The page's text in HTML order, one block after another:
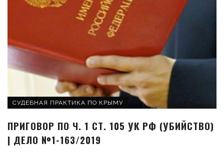
СУДЕБНАЯ ПРАКТИКА ПО КРЫМУ
ПРИГОВОР ПО Ч. 1 СТ. 105 УК РФ (УБИЙСТВО)
| ДЕЛО №1-163/2019